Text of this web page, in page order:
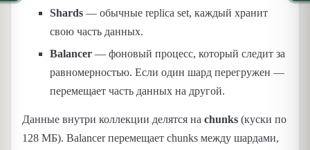
Shards — обычные replica set, каждый хранит
свою часть данных.
Balancer — фоновый процесс, который следит за
равномерностью. Если один шард перегружен —
перемещает часть данных на другой.
Данные внутри коллекции делятся на chunks (куски по
128 МБ). Balancer перемещает chunks между шардами,